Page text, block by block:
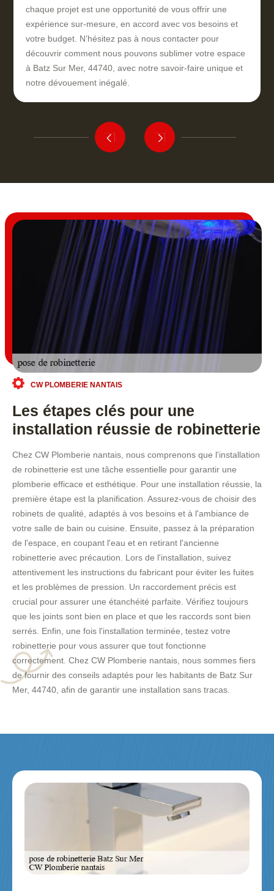
chaque projet est une opportunité de vous offrir une
expérience sur-mesure, en accord avec vos besoins et
votre budget. N’hésitez pas à nous contacter pour
découvrir comment nous pouvons sublimer votre espace
à Batz Sur Mer, 44740, avec notre savoir-faire unique et
notre dévouement inégalé.
CW PLOMBERIE NANTAIS
Les étapes clés pour une
installation réussie de robinetterie
Chez CW Plomberie nantais, nous comprenons que l'installation
de robinetterie est une tâche essentielle pour garantir une
plomberie efficace et esthétique. Pour une installation réussie, la
première étape est la planification. Assurez-vous de choisir des
robinets de qualité, adaptés à vos besoins et à l'ambiance de
votre salle de bain ou cuisine. Ensuite, passez à la préparation
de l'espace, en coupant l'eau et en retirant l'ancienne
robinetterie avec précaution. Lors de l'installation, suivez
attentivement les instructions du fabricant pour éviter les fuites
et les problèmes de pression. Un raccordement précis est
crucial pour assurer une étanchéité parfaite. Vérifiez toujours
que les joints sont bien en place et que les raccords sont bien
serrés. Enfin, une fois l'installation terminée, testez votre
robinetterie pour vous assurer que tout fonctionne
correctement. Chez CW Plomberie nantais, nous sommes fiers
de fournir des conseils adaptés pour les habitants de Batz Sur
Mer, 44740, afin de garantir une installation sans tracas.